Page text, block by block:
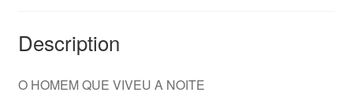
Description
O HOMEM QUE VIVEU A NOITE